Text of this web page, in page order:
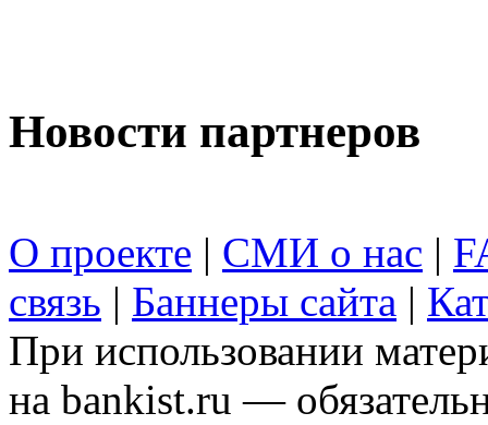
Новости партнеров
О проекте | СМИ о нас |
связь | Баннеры сайта |
При использовании
на bankist.ru —